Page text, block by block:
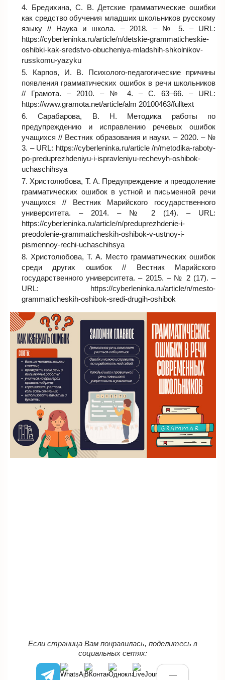
Бредихина, С. В. Детские грамматические ошибки
как средство обучения младших школьников русскому
языку // Наука и школа. – 2018. – № 5. – URL:
https://cyberleninka.ru/article/n/detskie-grammaticheskie-
oshibki-kak-sredstvo-obucheniya-mladshih-shkolnikov-
russkomu-yazyku
Карпов, И. В. Психолого-педагогические причины
появления грамматических ошибок в речи школьников
// Грамота. – 2010. – № 4. – С. 63–66. – URL:
https://www.gramota.net/article/alm 20100463/fulltext
Сарабарова, В. Н. Методика работы по
предупреждению и исправлению речевых ошибок
учащихся // Вестник образования и науки. – 2020. – №
3. – URL: https://cyberleninka.ru/article /n/metodika-raboty-
po-preduprezhdeniyu-i-ispravleniyu-rechevyh-oshibok-
uchaschihsya
Христолюбова, Т. А. Предупреждение и преодоление
грамматических ошибок в устной и письменной речи
учащихся // Вестник Марийского государственного
университета. – 2014. – № 2 (14). – URL:
https://cyberleninka.ru/article/n/preduprezhdenie-i-
preodolenie-grammaticheskih-oshibok-v-ustnoy-i-
pismennoy-rechi-uchaschihsya
Христолюбова, Т. А. Место грамматических ошибок
среди других ошибок // Вестник Марийского
государственного университета. – 2015. – № 2 (17). –
URL: https://cyberleninka.ru/article/n/mesto-
grammaticheskih-oshibok-sredi-drugih-oshibok
Если страница Вам понравилась, поделитесь в
социальных сетях:
—